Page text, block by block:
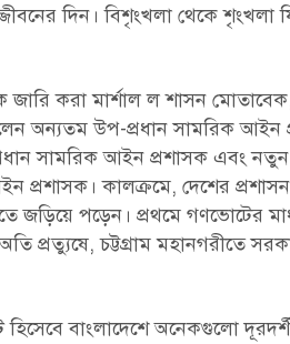
দিন। বিশৃংখলা থেকে
করা মার্শাল ল শাসন
অন্যতম উপ-প্রধান সামরিক আইন
সামরিক আইন প্রশাসক এবং নতুন
কালক্রমে, দেশের প্রশাসন
পড়েন। প্রথমে গণভোটের
প্রত্যুষে, চট্টগ্রাম মহানগরীতে
হিসেবে বাংলাদেশে অনেকগুলো